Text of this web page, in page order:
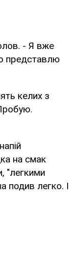
- Я вже
представлю
келих з
на смак
"легкими
подив легко. І